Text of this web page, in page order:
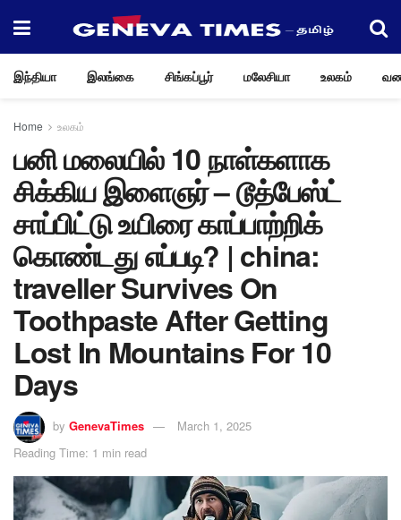
இந்தியா இலங்கை சிங்கப்பூர் மலேசியா உலகம்
Home உலகம்
பனி மலையில் 10 நாள்களாக
சிக்கிய இளைஞர் – டூத்பேஸ்ட்
சாப்பிட்டு உயிரை காப்பாற்றிக்
கொண்டது எப்படி? | china:
traveller Survives On
Toothpaste After Getting
Lost In Mountains For 10
Days
by GenevaTimes
March 1, 2025
Reading Time: 1 min read